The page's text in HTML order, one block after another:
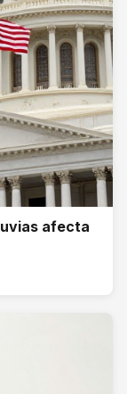
afecta